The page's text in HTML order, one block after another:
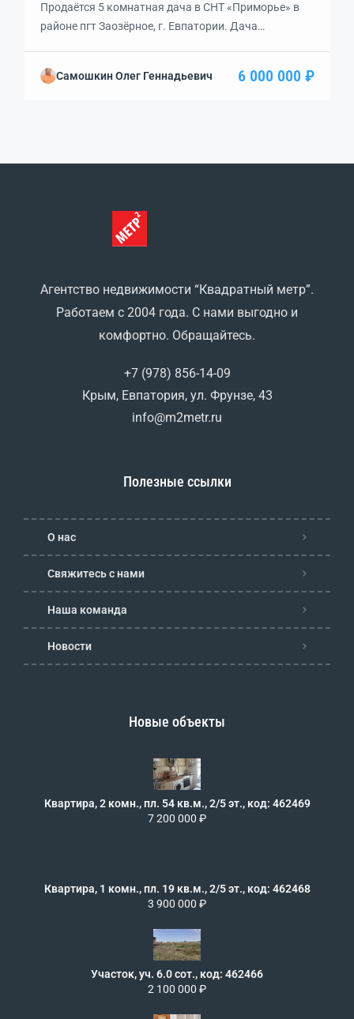
Продаётся 5 комнатная дача в СНТ «Приморье» в
районе пгт Заозёрное, г. Евпатории. Дача
деревьев и виноградник. Вьезд с площадкой для
Самошкин Олег Геннадьевич 6 000 000 ₽
Агентство недвижимости “Квадратный метр”.
Работаем с 2004 года. С нами выгодно и
комфортно. Обращайтесь.
+7 (978) 856-14-09
Крым, Евпатория, ул. Фрунзе, 43
info@m2metr.ru
Полезные ссылки
О нас
Свяжитесь с нами
Наша команда
Новости
Новые объекты
Квартира, 2 комн., пл. 54 кв.м., 2/5 эт., код: 462469
7 200 000 ₽
Квартира, 1 комн., пл. 19 кв.м., 2/5 эт., код: 462468
3 900 000 ₽
Участок, уч. 6.0 сот., код: 462466
2 100 000 ₽